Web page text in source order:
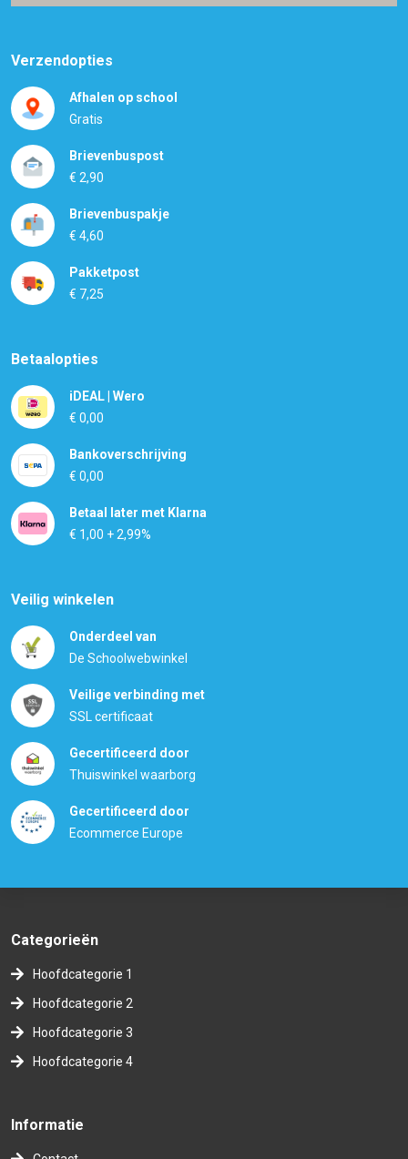
Verzendopties
Afhalen op school
Gratis
Brievenbuspost
€ 2,90
Brievenbuspakje
€ 4,60
Pakketpost
€ 7,25
Betaalopties
iDEAL | Wero
€ 0,00
Bankoverschrijving
€ 0,00
Betaal later met Klarna
€ 1,00 + 2,99%
Veilig winkelen
Onderdeel van
De Schoolwebwinkel
Veilige verbinding met
SSL certificaat
Gecertificeerd door
Thuiswinkel waarborg
Gecertificeerd door
Ecommerce Europe
Categorieën
Hoofdcategorie 1
Hoofdcategorie 2
Hoofdcategorie 3
Hoofdcategorie 4
Informatie